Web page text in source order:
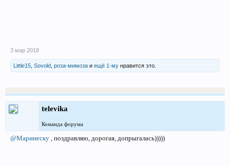
3 мар 2018
Little15 Sovold роза-мимоза и ещё 1-му нравится это.
televika
Команда форума
@Маринеску , поздравляю, дорогая, допрыгалась)))))